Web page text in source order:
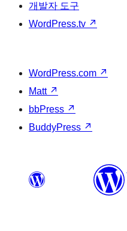
개발자 도구
WordPress.tv ↗
WordPress.com ↗
Matt ↗
bbPress ↗
BuddyPress ↗